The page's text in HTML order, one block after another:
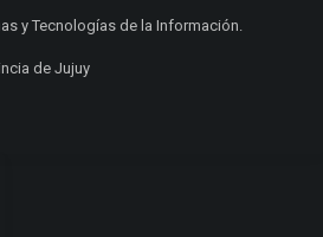
y Tecnologías de la Información.
de Jujuy